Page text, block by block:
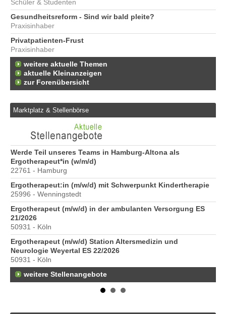
Schüler & Studenten
Gesundheitsreform - Sind wir bald pleite?
Praxisinhaber
Privatpatienten-Frust
Praxisinhaber
weitere aktuelle Themen
aktuelle Kleinanzeigen
zur Forenübersicht
Marktplatz & Stellenbörse
Werde Teil unseres Teams in Hamburg-Altona als
Ergotherapeut*in (w/m/d)
22761 - Hamburg
Ergotherapeut:in (m/w/d) mit Schwerpunkt Kindertherapie
25996 - Wenningstedt
Ergotherapeut (m/w/d) in der ambulanten Versorgung ES
21/2026
50931 - Köln
Ergotherapeut (m/w/d) Station Altersmedizin und
Neurologie Weyertal ES 22/2026
50931 - Köln
weitere Stellenangebote